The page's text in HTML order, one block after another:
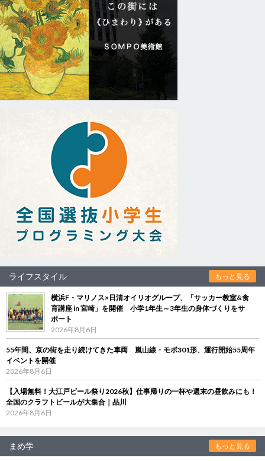
ライフスタイル もっと見る
横浜F・マリノス×日清オイリオグループ、「サッカー教室&食
育講座 in 宮崎」を開催 小学1年生～3年生の身体づくりをサ
ポート
2026年8月6日
55年間、京の街を走り続けてきた車両 嵐山線・モボ301形、運行開始55周年
イベントを開催
2026年8月6日
【入場無料！大江戸ビール祭り2026秋】仕事帰りの一杯や週末の昼飲みにも！
全国のクラフトビールが大集合｜品川
2026年8月6日
まめ学 もっと見る